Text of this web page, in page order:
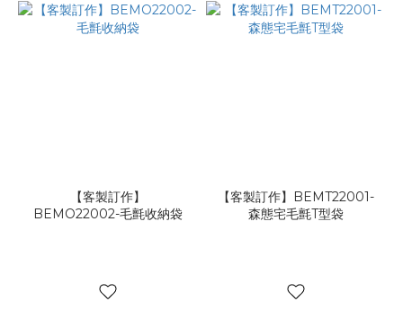
【客製訂作】
BEMO22002-毛氈收納袋
【客製訂作】BEMT22001-
森態宅毛氈T型袋